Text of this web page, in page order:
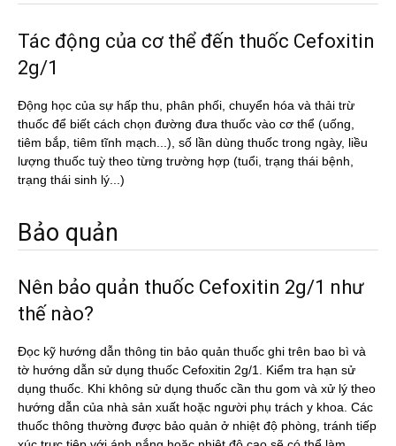
Tác động của cơ thể đến thuốc Cefoxitin
2g/1
Động học của sự hấp thu, phân phối, chuyển hóa và thải trừ
thuốc để biết cách chọn đường đưa thuốc vào cơ thể (uống,
tiêm bắp, tiêm tĩnh mạch...), số lần dùng thuốc trong ngày, liều
lượng thuốc tuỳ theo từng trường hợp (tuổi, trạng thái bệnh,
trạng thái sinh lý...)
Bảo quản
Nên bảo quản thuốc Cefoxitin 2g/1 như
thế nào?
Đọc kỹ hướng dẫn thông tin bảo quản thuốc ghi trên bao bì và
tờ hướng dẫn sử dụng thuốc Cefoxitin 2g/1. Kiểm tra hạn sử
dụng thuốc. Khi không sử dụng thuốc cần thu gom và xử lý theo
hướng dẫn của nhà sản xuất hoặc người phụ trách y khoa. Các
thuốc thông thường được bảo quản ở nhiệt độ phòng, tránh tiếp